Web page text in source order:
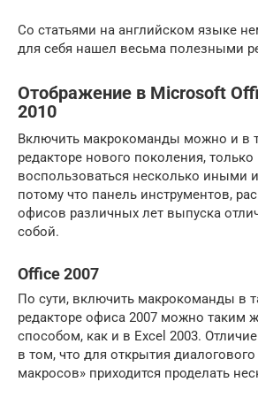
Со статьями на английском языке
для себя нашел весьма полезными
Отображение в Microsoft
2010
Включить макрокоманды можно и в
редакторе нового поколения, только
воспользоваться несколько иными
потому что панель инструментов,
офисов различных лет выпуска
собой.
Office 2007
По сути, включить макрокоманды в
редакторе офиса 2007 можно таким
способом, как и в Excel 2003.
в том, что для открытия
макросов» приходится проделать